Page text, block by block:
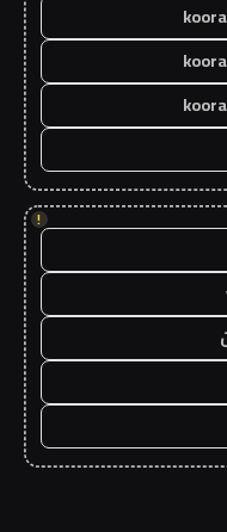
!